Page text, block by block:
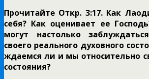
Прочитайте Откр. 3:17. Как
себя? Как оце­нивает ее
могут настолько
своего реального духовного
ждаемся ли и мы относительно
состояния?